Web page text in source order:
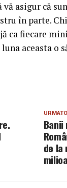
vă asigur că
în parte.
ca fiecare
aceasta o
de la